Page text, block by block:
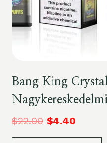
Bang King
$22.00 $4.40